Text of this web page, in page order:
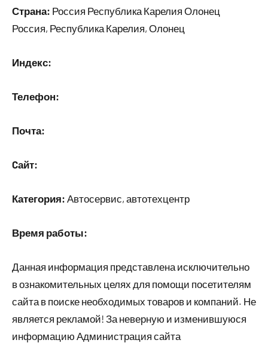
Страна: Россия Республика Карелия Олонец
Россия, Республика Карелия, Олонец
Индекс:
Телефон:
Почта:
Cайт:
Категория: Автосервис, автотехцентр
Время работы:
Данная информация представлена исключительно
в ознакомительных целях для помощи посетителям
сайта в поиске необходимых товаров и компаний. Не
является рекламой! За неверную и изменившуюся
информацию Администрация сайта